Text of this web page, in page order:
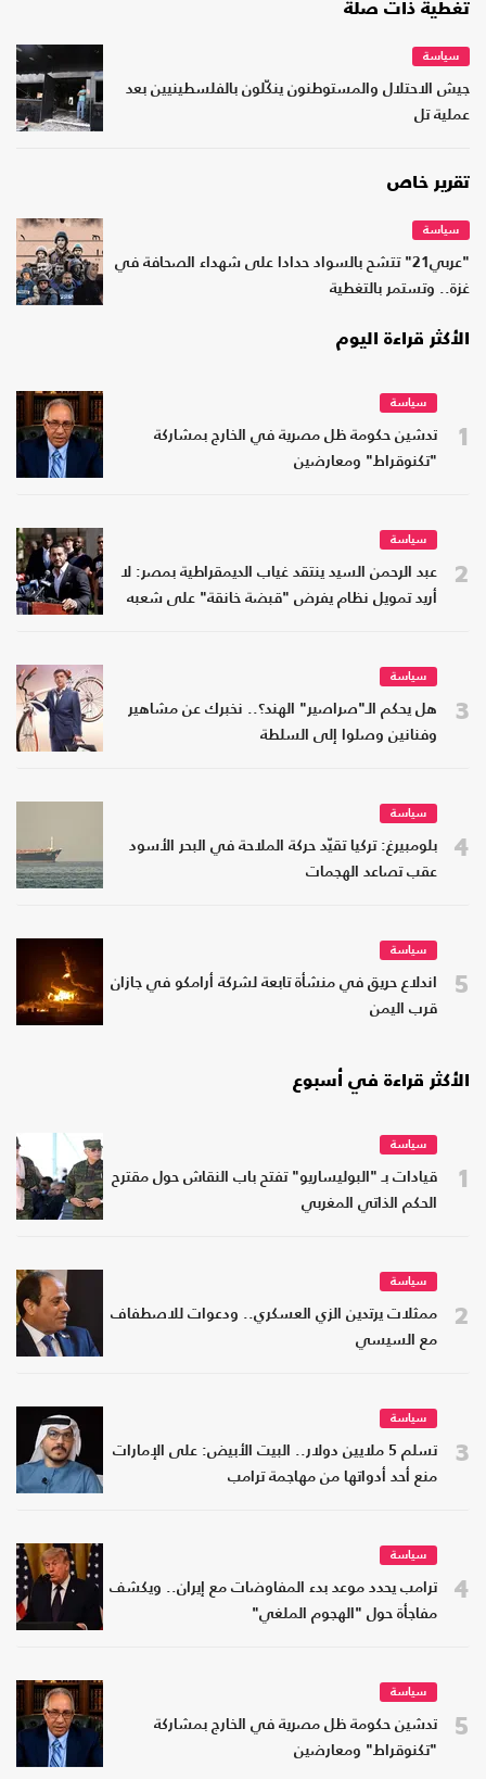
تغطية ذات صلة
سياسة
جيش الاحتلال والمستوطنون ينكّلون بالفلسطينيين بعد
عملية تل
تقرير خاص
سياسة
"عربي21" تتشح بالسواد حدادا على شهداء الصحافة في
غزة.. وتستمر بالتغطية
الأكثر قراءة اليوم
1
سياسة
تدشين حكومة ظل مصرية في الخارج بمشاركة
"تكنوقراط" ومعارضين
2
سياسة
عبد الرحمن السيد ينتقد غياب الديمقراطية بمصر: لا
أريد تمويل نظام يفرض "قبضة خانقة" على شعبه
3
سياسة
هل يحكم الـ"صراصير" الهند؟.. نخبرك عن مشاهير
وفنانين وصلوا إلى السلطة
4
سياسة
بلومبيرغ: تركيا تقيّد حركة الملاحة في البحر الأسود
عقب تصاعد الهجمات
5
سياسة
اندلاع حريق في منشأة تابعة لشركة أرامكو في جازان
قرب اليمن
الأكثر قراءة في أسبوع
1
سياسة
قيادات بـ "البوليساريو" تفتح باب النقاش حول مقترح
الحكم الذاتي المغربي
2
سياسة
ممثلات يرتدين الزي العسكري.. ودعوات للاصطفاف
مع السيسي
3
سياسة
تسلم 5 ملايين دولار.. البيت الأبيض: على الإمارات
منع أحد أدواتها من مهاجمة ترامب
4
سياسة
ترامب يحدد موعد بدء المفاوضات مع إيران.. ويكشف
مفاجأة حول "الهجوم الملغي"
5
سياسة
تدشين حكومة ظل مصرية في الخارج بمشاركة
"تكنوقراط" ومعارضين